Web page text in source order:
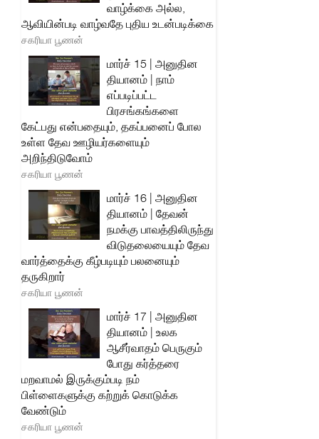
வாழ்க்கை அல்ல,
ஆவியின்படி வாழ்வதே புதிய உடன்படிக்கை
சகரியா பூணன்
மார்ச் 15 | அனுதின
தியானம் | நாம்
எப்படிப்பட்ட
பிரசங்கங்களை
கேட்பது என்பதையும், தகப்பனைப் போல
உள்ள தேவ ஊழியர்களையும்
அறிந்திடுவோம்
சகரியா பூணன்
மார்ச் 16 | அனுதின
தியானம் | தேவன்
நமக்கு பாவத்திலிருந்து
விடுதலையையும் தேவ
வார்த்தைக்கு கீழ்படியும் பலனையும்
தருகிறார்
சகரியா பூணன்
மார்ச் 17 | அனுதின
தியானம் | உலக
ஆசீர்வாதம் பெருகும்
போது கர்த்தரை
மறவாமல் இருக்கும்படி நம்
பிள்ளைகளுக்கு கற்றுக் கொடுக்க
வேண்டும்
சகரியா பூணன்